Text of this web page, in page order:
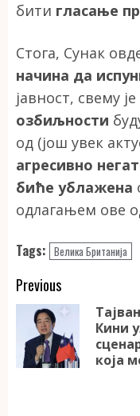
бити гласање
Стога, Сунак
начина да
јавност, свему
озбиљности
од (још увек
агресивно
биће ублажена
одлагањем ове
Tags: Велика Британија
Continue
Reading
Previous
Кини
која